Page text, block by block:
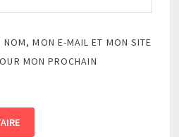
NOM, MON E-MAIL ET MON SITE
MON PROCHAIN